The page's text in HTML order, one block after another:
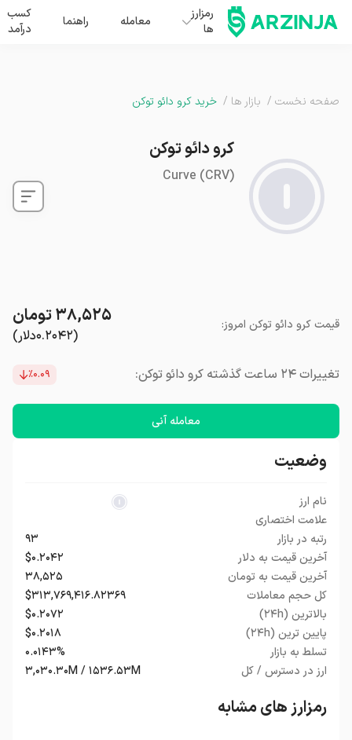
رمزارز
ها
معامله راهنما
کسب
درآمد
صفحه نخست / بازار ها / خرید کرو دائو توکن
کرو دائو توکن
Curve (CRV)
قیمت کرو دائو توکن امروز:
(۰.۲۰۴۲دلار)
۳۸,۵۲۵تومان
تغییرات ۲۴ ساعت گذشته کرو دائو توکن: ٪۰.۰۹
معامله آنی
وضعیت
نام ارز
علامت اختصاری
رتبه در بازار
۹۳
آخرین قیمت به دلار
$۰.۲۰۴۲
آخرین قیمت به تومان
۳۸,۵۲۵
کل حجم معاملات
$۳۱۳,۷۶۹,۴۱۶.۸۲۳۶۹
بالاترین (۲۴h)
$۰.۲۰۷۲
پایین ترین (۲۴h)
$۰.۲۰۱۸
تسلط به بازار
۰.۰۱۴۳%
ارز در دسترس / کل
۳,۰۳۰.۳۰M / ۱۵۳۶.۵۳M
رمزارز های مشابه